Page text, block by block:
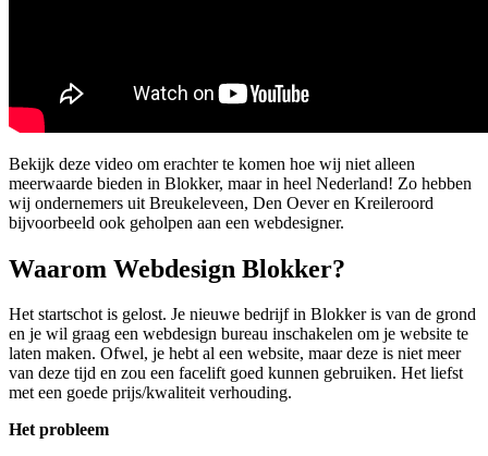
Bekijk deze video om erachter te komen hoe wij niet alleen
meerwaarde bieden in Blokker, maar in heel Nederland! Zo hebben
wij ondernemers uit Breukeleveen, Den Oever en Kreileroord
bijvoorbeeld ook geholpen aan een webdesigner.
Waarom Webdesign Blokker?
Het startschot is gelost. Je nieuwe bedrijf in Blokker is van de grond
en je wil graag een webdesign bureau inschakelen om je website te
laten maken. Ofwel, je hebt al een website, maar deze is niet meer
van deze tijd en zou een facelift goed kunnen gebruiken. Het liefst
met een goede prijs/kwaliteit verhouding.
Het probleem